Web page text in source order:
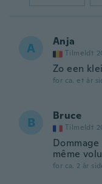
A Anja
Tilmeldt
Zo een
for ca. et år
B Bruce
Tilmeldt
même
for ca. 2 år